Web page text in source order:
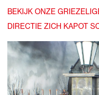
BEKIJK ONZE
DIRECTIE ZICH KAPOT